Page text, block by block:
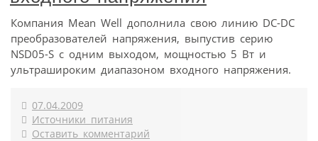
Компания Mean Well дополнила свою линию DC-DC
преобразователей напряжения, выпустив серию
NSD05-S с одним выходом, мощностью 5 Вт и
ультрашироким диапазоном входного напряжения.
07.04.2009
Источники питания
Оставить комментарий